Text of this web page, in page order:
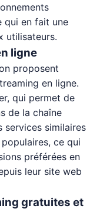
qui en fait une
utilisateurs.
ligne
proposent
en ligne.
qui permet de
de la chaîne
services similaires
ce qui
préférées en
leur site web
gratuites et